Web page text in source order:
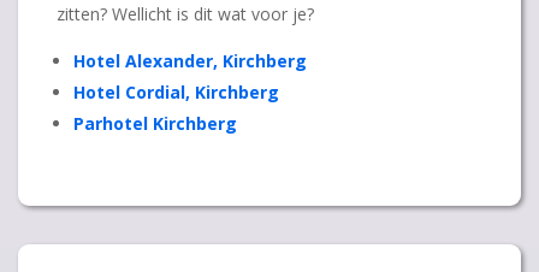
zitten? Wellicht is dit wat voor je?
Hotel Alexander, Kirchberg
Hotel Cordial, Kirchberg
Parhotel Kirchberg